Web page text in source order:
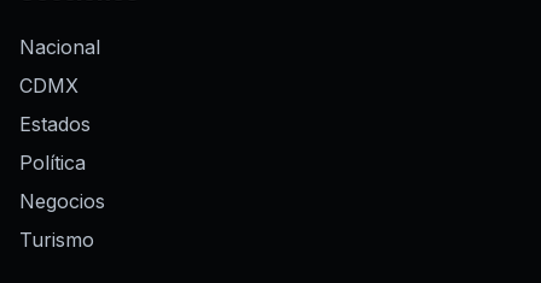
Nacional
CDMX
Estados
Política
Negocios
Turismo